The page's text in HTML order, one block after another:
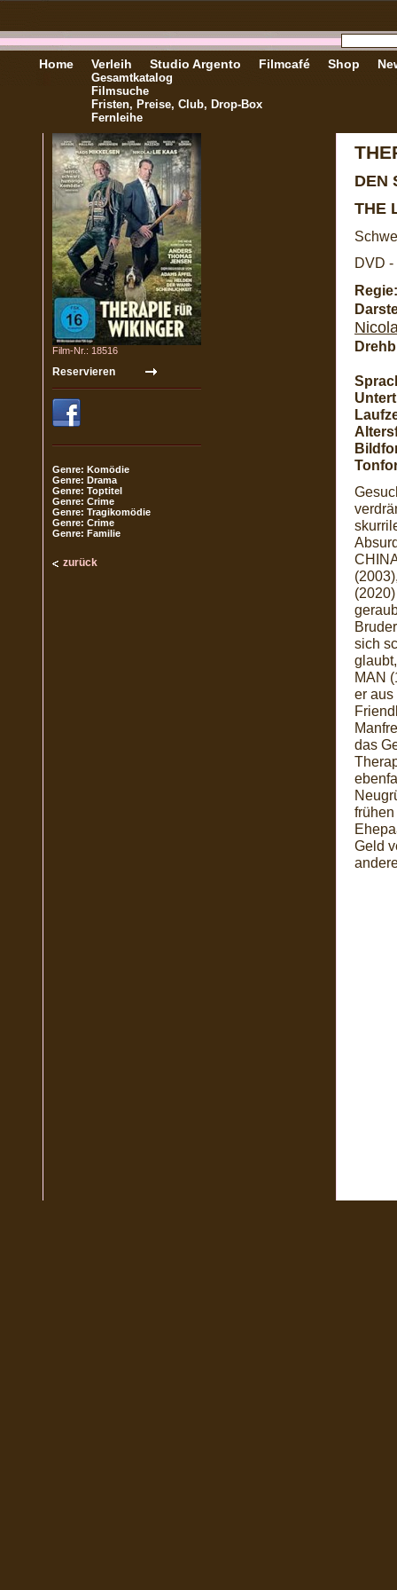
Home Verleih
Gesamtkatalog
Filmsuche
Fristen, Preise, Club, Drop-Box
Fernleihe
Studio Argento Filmcafé Shop
Film-Nr.: 18516
Genre: Komödie
Genre: Drama
Genre: Toptitel
Genre: Crime
Genre: Tragikomödie
Genre: Crime
Genre: Familie
zurück
DEN
THE
DVD -
Regie:
sich
MAN
er aus
das
Geld